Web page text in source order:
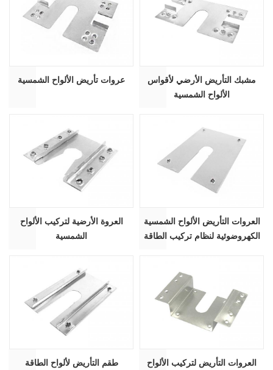
عروات تأريض الألواح الشمسية
مشبك التأريض الأرضي لأقواس
الألواح الشمسية
العروة الأرضية لتركيب الألواح
الشمسية
العروات التأريض الألواح الشمسية
الكهروضوئية لنظام تركيب الطاقة
طقم التأريض لألواح الطاقة
العروات التأريض لتركيب الألواح